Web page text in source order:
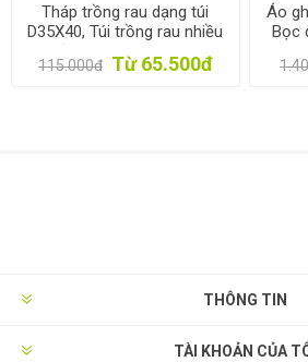
Tháp trồng rau dạng túi
D35X40, Túi trồng rau nhiều
miệng có quai xách, Túi
trồng hoa, Túi trồng cây
115.000đ Từ 65.500đ
Áo
Bọc
THÔNG TIN
TÀI KHOẢN CỦA